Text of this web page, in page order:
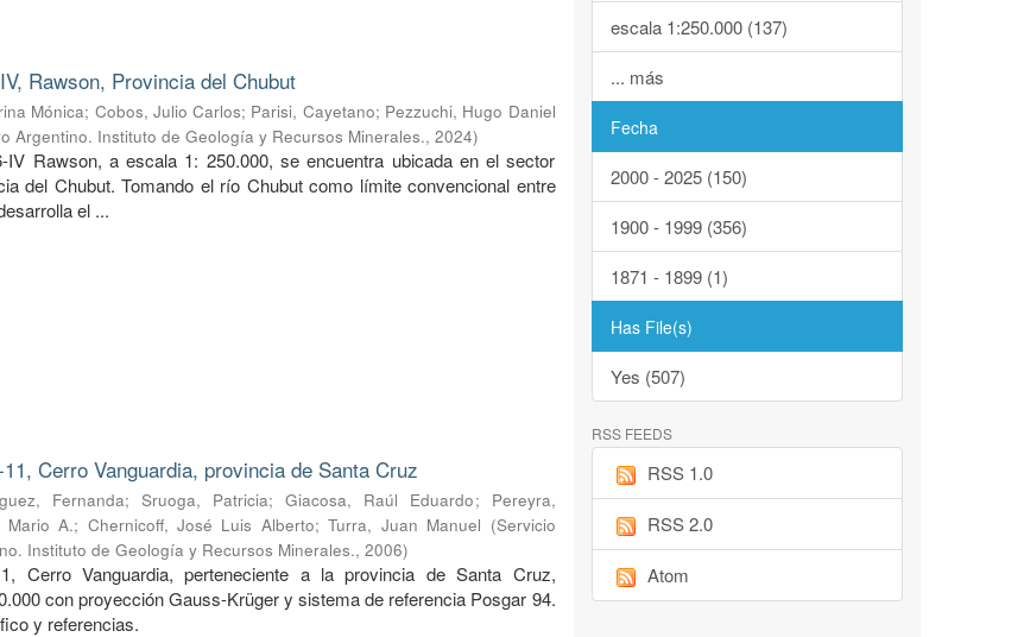
Rawson, Provincia del Chubut
Mónica; Cobos, Julio Carlos; Parisi, Cayetano; Pezzuchi, Hugo Daniel
Argentino. Instituto de Geología y Recursos Minerales.,2024)
IV Rawson, a escala 1: 250.000, se encuentra ubicada en el sector
del Chubut. Tomando el río Chubut como límite convencional entre
el ...
Cerro Vanguardia, provincia de Santa Cruz
Fernanda;Sruoga, Patricia;Giacosa, Raúl Eduardo; Pereyra,
Mario A.; Chernicoff, José Luis Alberto;Turra, Juan Manuel (Servicio
Instituto de Geología y Recursos Minerales.,2006)
Cerro Vanguardia, perteneciente a la provincia de Santa Cruz,
con proyección Gauss-Krüger y sistema de referencia Posgar 94.
y referencias.
escala 1:250.000 (137)
... más
Fecha
2000 - 2025 (150)
1900 - 1999 (356)
1871 - 1899 (1)
Has File(s)
Yes (507)
RSS FEEDS
RSS 1.0
RSS 2.0
Atom